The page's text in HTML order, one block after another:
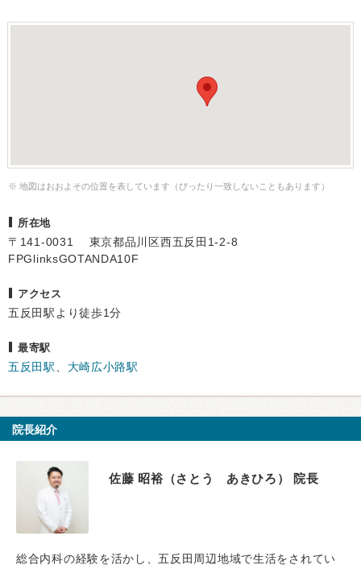
※ 地図はおおよその位置を表しています（ぴったり一致しないこともあります）
所在地
〒141-0031 東京都品川区西五反田1-2-8
FPGlinksGOTANDA10F
アクセス
五反田駅より徒歩1分
最寄駅
五反田駅 大崎広小路駅
院長紹介
佐藤 昭裕（さとう あきひろ） 院長
総合内科の経験を活かし、五反田周辺地域で生活をされてい